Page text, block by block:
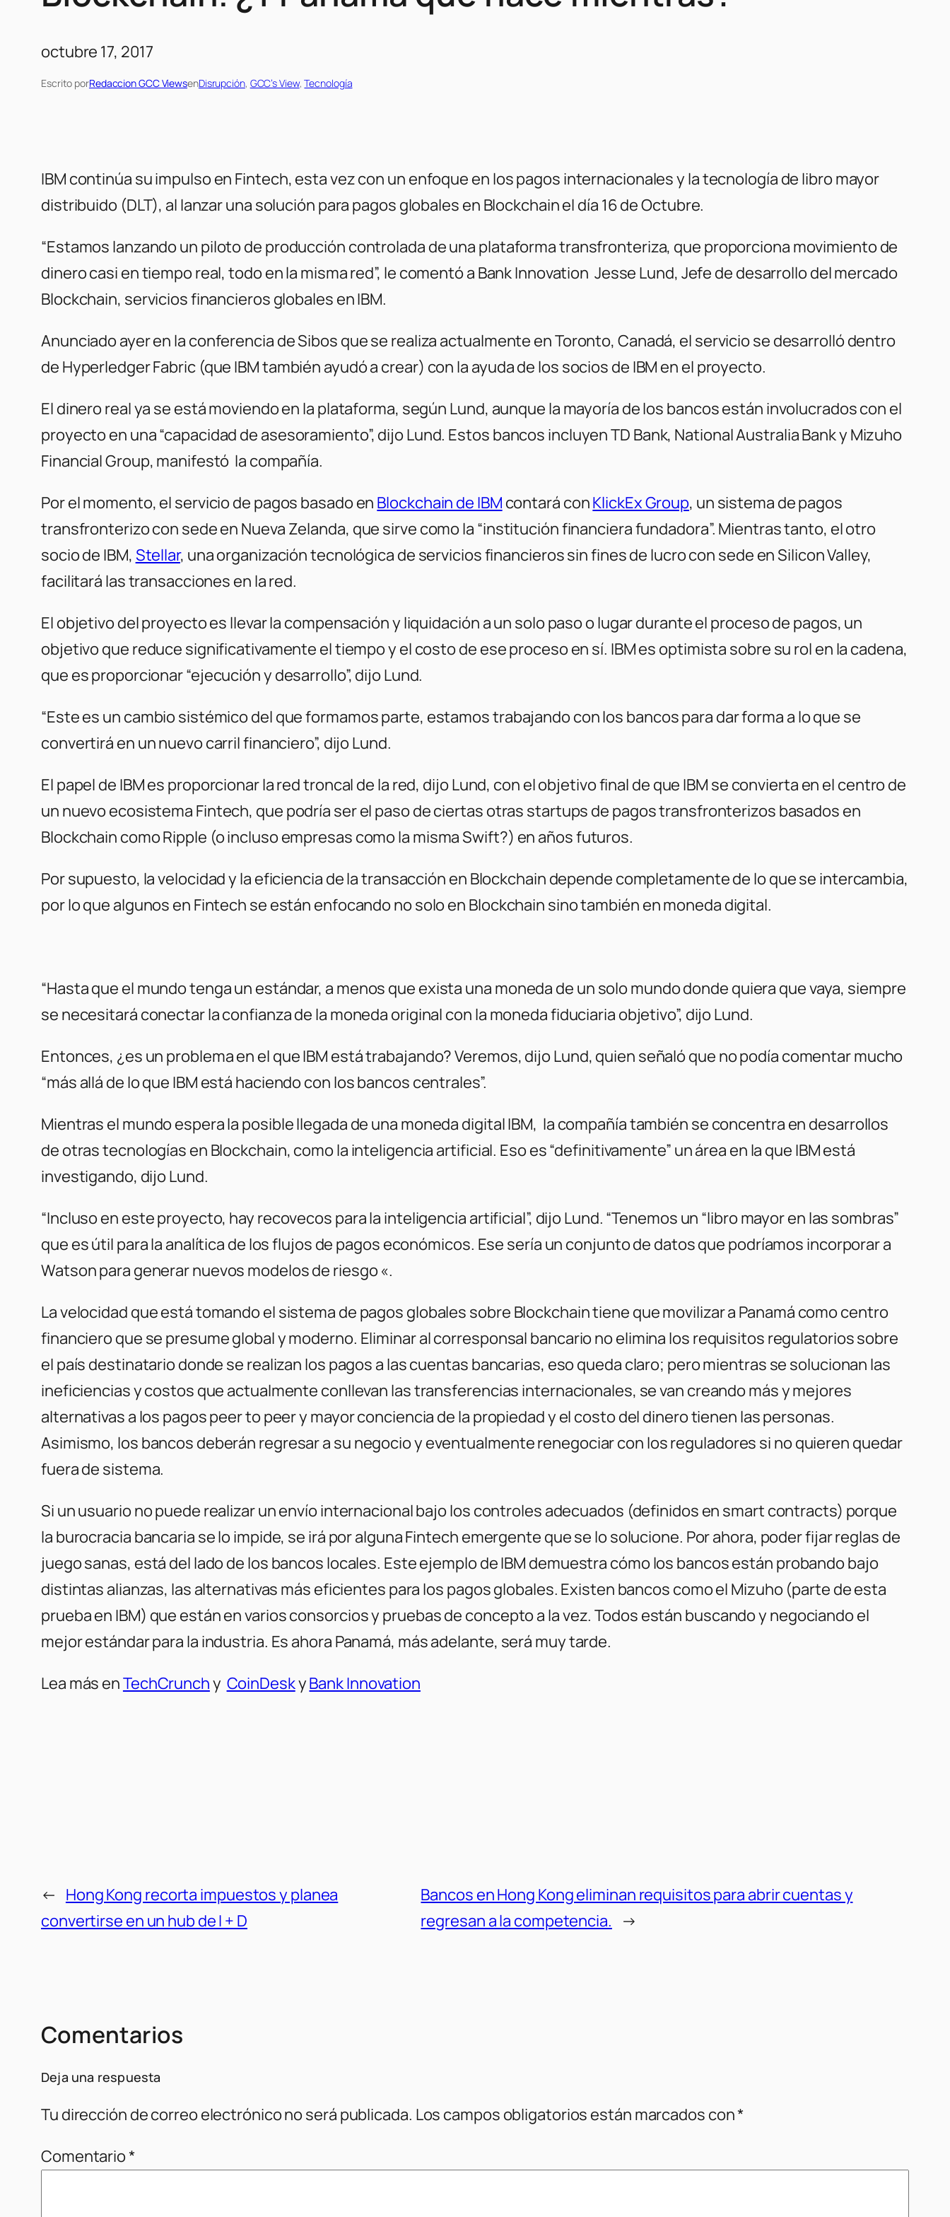
octubre 17, 2017
Escrito porRedaccion GCC ViewsenDisrupción, GCC’s View, Tecnología
IBM continúa su impulso en Fintech, esta vez con un enfoque en los pagos internacionales y la tecnología de libro mayor
distribuido (DLT), al lanzar una solución para pagos globales en Blockchain el día 16 de Octubre.
“Estamos lanzando un piloto de producción controlada de una plataforma transfronteriza, que proporciona movimiento de
dinero casi en tiempo real, todo en la misma red”, le comentó a Bank Innovation Jesse Lund, Jefe de desarrollo del mercado
Blockchain, servicios financieros globales en IBM.
Anunciado ayer en la conferencia de Sibos que se realiza actualmente en Toronto, Canadá, el servicio se desarrolló dentro
de Hyperledger Fabric (que IBM también ayudó a crear) con la ayuda de los socios de IBM en el proyecto.
El dinero real ya se está moviendo en la plataforma, según Lund, aunque la mayoría de los bancos están involucrados con el
proyecto en una “capacidad de asesoramiento”, dijo Lund. Estos bancos incluyen TD Bank, National Australia Bank y Mizuho
Financial Group, manifestó la compañía.
Por el momento, el servicio de pagos basado en Blockchain de IBM contará conKlickEx Group, un sistema de pagos
transfronterizo con sede en Nueva Zelanda, que sirve como la “institución financiera fundadora”. Mientras tanto, el otro
socio de IBM, Stellar, una organización tecnológica de servicios financieros sin fines de lucro con sede en Silicon Valley,
facilitará las transacciones en la red.
El objetivo del proyecto es llevar la compensación y liquidación a un solo paso o lugar durante el proceso de pagos, un
objetivo que reduce significativamente el tiempo y el costo de ese proceso en sí. IBM es optimista sobre su rol en la cadena,
que es proporcionar “ejecución y desarrollo”, dijo Lund.
“Este es un cambio sistémico del que formamos parte, estamos trabajando con los bancos para dar forma a lo que se
convertirá en un nuevo carril financiero”, dijo Lund.
El papel de IBM es proporcionar la red troncal de la red, dijo Lund, con el objetivo final de que IBM se convierta en el centro de
un nuevo ecosistema Fintech, que podría ser el paso de ciertas otras startups de pagos transfronterizos basados ​​en
Blockchain como Ripple (o incluso empresas como la misma Swift?) en años futuros.
Por supuesto, la velocidad y la eficiencia de la transacción en Blockchain depende completamente de lo que se intercambia,
por lo que algunos en Fintech se están enfocando no solo en Blockchain sino también en moneda digital.
“Hasta que el mundo tenga un estándar, a menos que exista una moneda de un solo mundo donde quiera que vaya, siempre
se necesitará conectar la confianza de la moneda original con la moneda fiduciaria objetivo”, dijo Lund.
Entonces, ¿es un problema en el que IBM está trabajando? Veremos, dijo Lund, quien señaló que no podía comentar mucho
“más allá de lo que IBM está haciendo con los bancos centrales”.
Mientras el mundo espera la posible llegada de una moneda digital IBM, la compañía también se concentra en desarrollos
de otras tecnologías en Blockchain, como la inteligencia artificial. Eso es “definitivamente” un área en la que IBM está
investigando, dijo Lund.
“Incluso en este proyecto, hay recovecos para la inteligencia artificial”, dijo Lund. “Tenemos un “libro mayor en las sombras”
que es útil para la analítica de los flujos de pagos económicos. Ese sería un conjunto de datos que podríamos incorporar a
Watson para generar nuevos modelos de riesgo «.
La velocidad que está tomando el sistema de pagos globales sobre Blockchain tiene que movilizar a Panamá como centro
financiero que se presume global y moderno. Eliminar al corresponsal bancario no elimina los requisitos regulatorios sobre
el país destinatario donde se realizan los pagos a las cuentas bancarias, eso queda claro; pero mientras se solucionan las
ineficiencias y costos que actualmente conllevan las transferencias internacionales, se van creando más y mejores
alternativas a los pagos peer to peer y mayor conciencia de la propiedad y el costo del dinero tienen las personas.
Asimismo, los bancos deberán regresar a su negocio y eventualmente renegociar con los reguladores si no quieren quedar
fuera de sistema.
Si un usuario no puede realizar un envío internacional bajo los controles adecuados (definidos en smart contracts) porque
la burocracia bancaria se lo impide, se irá por alguna Fintech emergente que se lo solucione. Por ahora, poder fijar reglas de
juego sanas, está del lado de los bancos locales. Este ejemplo de IBM demuestra cómo los bancos están probando bajo
distintas alianzas, las alternativas más eficientes para los pagos globales. Existen bancos como el Mizuho (parte de esta
prueba en IBM) que están en varios consorcios y pruebas de concepto a la vez. Todos están buscando y negociando el
mejor estándar para la industria. Es ahora Panamá, más adelante, será muy tarde.
Lea más enTechCrunchy CoinDeskyBank Innovation
← Hong Kong recorta impuestos y planea
convertirse en un hub de I + D
Bancos en Hong Kong eliminan requisitos para abrir cuentas y
regresan a la competencia. →
Comentarios
Deja una respuesta
Tu dirección de correo electrónico no será publicada. Los campos obligatorios están marcados con*
Comentario*